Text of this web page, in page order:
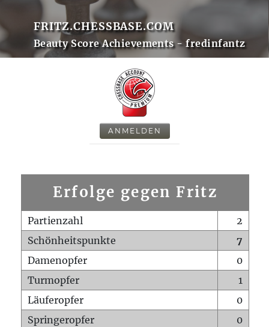
FRITZ.CHESSBASE.COM
Beauty Score Achievements - fredinfantz
ANMELDEN
Erfolge gegen Fritz
Partienzahl
2
Schönheitspunkte
7
Damenopfer
0
Turmopfer
1
Läuferopfer
0
Springeropfer
0